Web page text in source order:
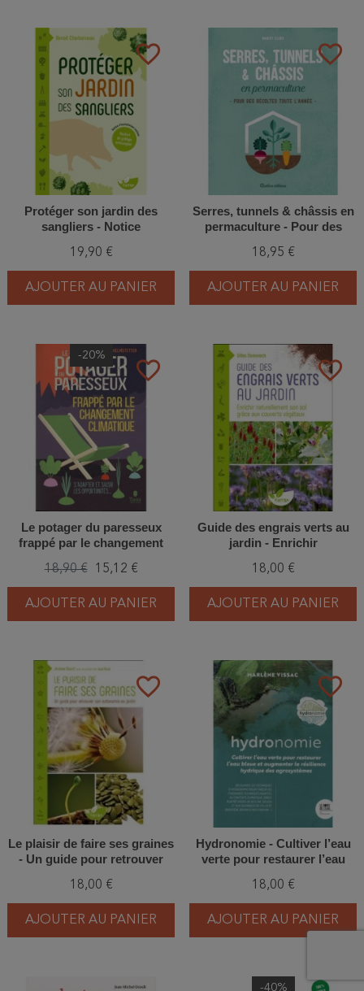
favorite_border
Protéger son jardin des
sangliers - Notice
grillage antisanglier incluse
19,90 €
AJOUTER AU PANIER
favorite_border
Serres, tunnels & châssis en
permaculture - Pour des
18,95 €
AJOUTER AU PANIER
favorite_border
-20%
Le potager du paresseux
frappé par le changement
18,90 € 15,12 €
AJOUTER AU PANIER
favorite_border
Guide des engrais verts au
jardin - Enrichir
aux couverts végétaux
18,00 €
AJOUTER AU PANIER
favorite_border
Le plaisir de faire ses graines
- Un guide pour retrouver
18,00 €
AJOUTER AU PANIER
favorite_border
Hydronomie - Cultiver l’eau
verte pour restaurer l’eau
résilience hydrique des
agrosystèmes
18,00 €
AJOUTER AU PANIER
-40%